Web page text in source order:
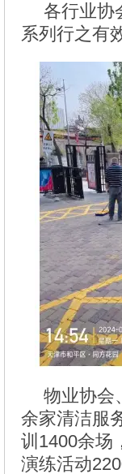
各行业协
系列行之有
物业协会
余家清洁服
训1400余场
演练活动